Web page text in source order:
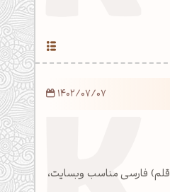
فارسی مناسب وبسایت،
1402/07/07